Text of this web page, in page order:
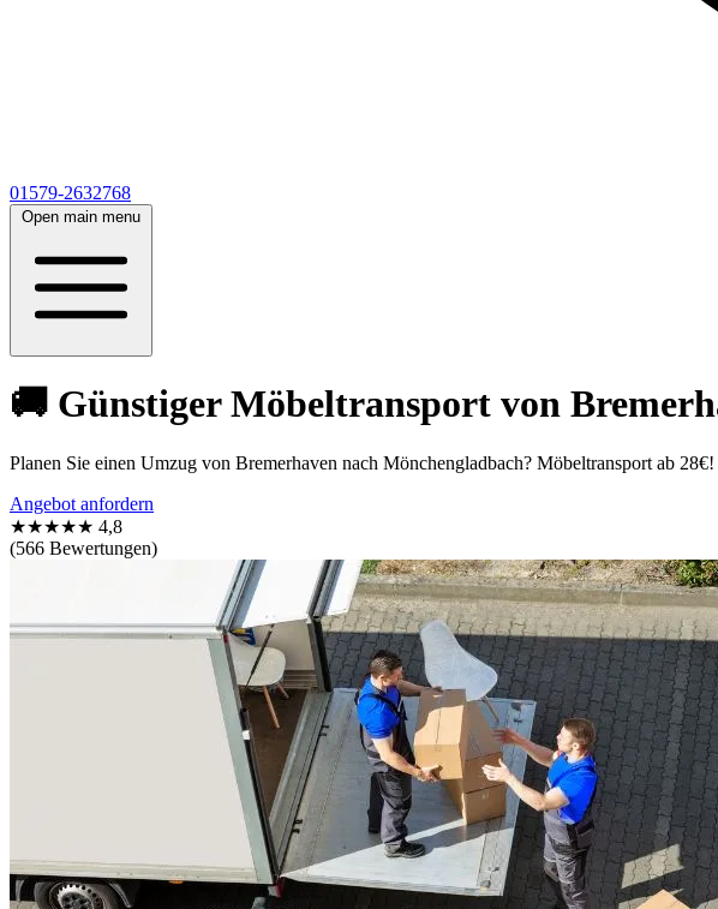
01579-2632768
Open main menu
🚚 Günstiger Möbeltransport von
Planen Sie einen Umzug von Bremerhaven nach Mönchengladbach? Möbeltransport ab
Angebot anfordern
★★★★★ 4,8
(566 Bewertungen)